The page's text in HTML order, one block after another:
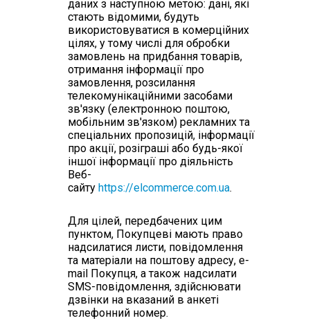
даних з наступною метою: дані, які
стають відомими, будуть
використовуватися в комерційних
цілях, у тому числі для обробки
замовлень на придбання товарів,
отримання інформації про
замовлення, розсилання
телекомунікаційними засобами
зв'язку (електронною поштою,
мобільним зв'язком) рекламних та
спеціальних пропозицій, інформації
про акції, розіграші або будь-якої
іншої інформації про діяльність
Веб-
сайту https://elcommerce.com.ua.
Для цілей, передбачених цим
пунктом, Покупцеві мають право
надсилатися листи, повідомлення
та матеріали на поштову адресу, e-
mail Покупця, а також надсилати
SMS-повідомлення, здійснювати
дзвінки на вказаний в анкеті
телефонний номер.